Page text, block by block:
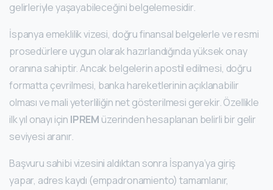
gelirleriyle yaşayabileceğini belgelemesidir.
İspanya emeklilik vizesi, doğru finansal belgelerle ve resmi
prosedürlere uygun olarak hazırlandığında yüksek onay
oranına sahiptir. Ancak belgelerin apostil edilmesi, doğru
formatta çevrilmesi, banka hareketlerinin açıklanabilir
olması ve mali yeterliliğin net gösterilmesi gerekir. Özellikle
ilk yıl onayı için IPREM üzerinden hesaplanan belirli bir gelir
seviyesi aranır.
Başvuru sahibi vizesini aldıktan sonra İspanya’ya giriş
yapar, adres kaydı (empadronamiento) tamamlanır,